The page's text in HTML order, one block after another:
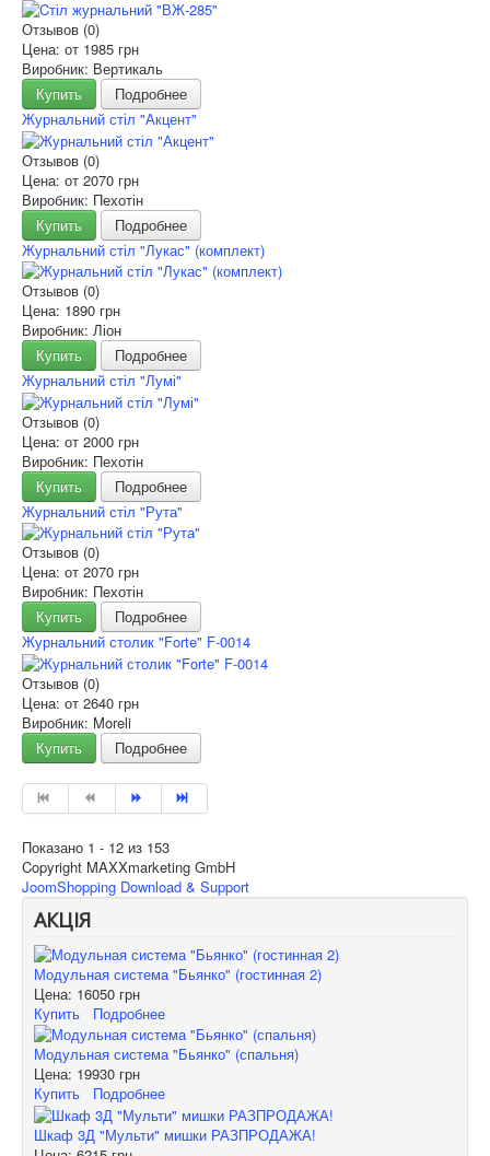
Отзывов (0)
Цена: от 1985 грн
Виробник: Вертикаль
Купить
Подробнее
Журнальний стіл "Акцент"
Отзывов (0)
Цена: от 2070 грн
Виробник: Пехотін
Купить
Подробнее
Журнальний стіл "Лукас" (комплект)
Отзывов (0)
Цена: 1890 грн
Виробник: Ліон
Купить
Подробнее
Журнальний стіл "Лумі"
Отзывов (0)
Цена: от 2000 грн
Виробник: Пехотін
Купить
Подробнее
Журнальний стіл "Рута"
Отзывов (0)
Цена: от 2070 грн
Виробник: Пехотін
Купить
Подробнее
Журнальний столик "Forte" F-0014
Отзывов (0)
Цена: от 2640 грн
Виробник: Moreli
Купить
Подробнее
Показано 1 - 12 из 153
Copyright MAXXmarketing GmbH
JoomShopping Download & Support
АКЦІЯ
Модульная система "Бьянко" (гостинная 2)
Цена: 16050 грн
Купить
Подробнее
Модульная система "Бьянко" (спальня)
Цена: 19930 грн
Купить
Подробнее
Шкаф 3Д "Мульти" мишки РАЗПРОДАЖА!